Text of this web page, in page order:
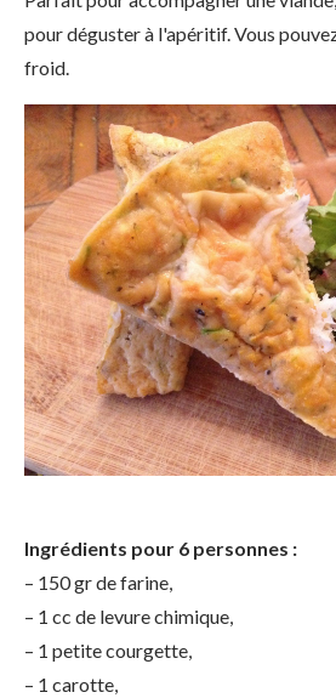
pour déguster à l'apéritif. Vous
froid.
Ingrédients pour 6 personnes :
– 150 gr de farine,
– 1 cc de levure chimique,
– 1 petite courgette,
– 1 carotte,